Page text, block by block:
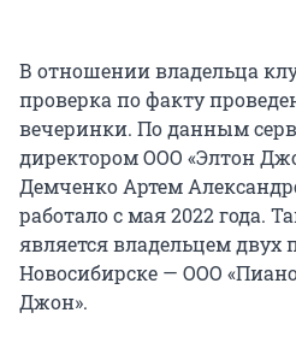
В отношении владельца
проверка по факту
вечеринки. По данным
директором ООО «Элтон
Демченко Артем
работало с мая 2022 года.
является владельцем двух
Новосибирске — ООО
Джон».